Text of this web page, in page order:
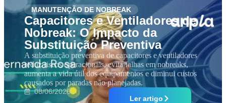
MANUTENÇÃO DE NOBREAK
Capacitores e Ventiladores de
Nobreak: O Impacto da
Substituição Preventiva
A substituição preventiva de capacitores e ventiladores
reduz riscos operacionais, evita falhas em nobreaks,
aumenta a vida útil dos equipamentos e diminui custos
causados por paradas não planejadas.
08/06/2026
Ler artigo